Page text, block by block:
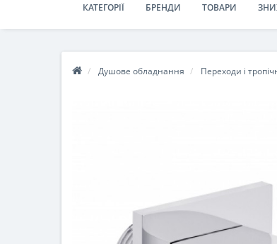
КАТЕГОРІЇ БРЕНДИ ТОВАРИ
Душове обладнання Переходи і